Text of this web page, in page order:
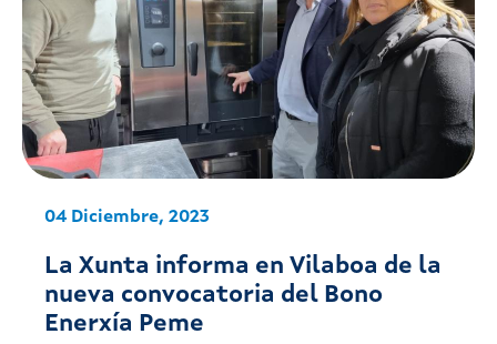
04 Diciembre, 2023
La Xunta informa en Vilaboa de la
nueva convocatoria del Bono
Enerxía Peme